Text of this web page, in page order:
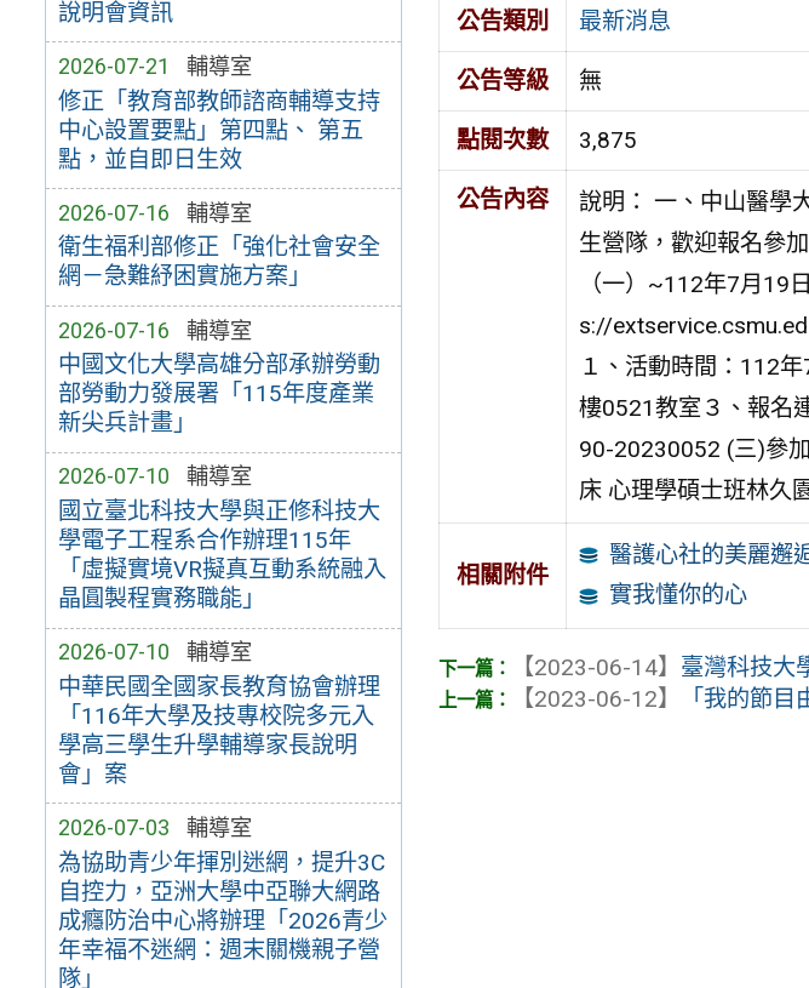
說明會資訊
2026-07-21 輔導室
修正「教育部教師諮商輔導支持
中心設置要點」第四點、 第五
點，並自即日生效
2026-07-16 輔導室
衛生福利部修正「強化社會安全
網－急難紓困實施方案」
2026-07-16 輔導室
中國文化大學高雄分部承辦勞動
部勞動力發展署「115年度產業
新尖兵計畫」
2026-07-10 輔導室
國立臺北科技大學與正修科技大
學電子工程系合作辦理115年
「虛擬實境VR擬真互動系統融入
晶圓製程實務職能」
2026-07-10 輔導室
中華民國全國家長教育協會辦理
「116年大學及技專校院多元入
學高三學生升學輔導家長說明
會」案
2026-07-03 輔導室
為協助青少年揮別迷網，提升3C
自控力，亞洲大學中亞聯大網路
成癮防治中心將辦理「2026青少
年幸福不迷網：週末關機親子營
隊」
公告類別 最新消息
公告等級 無
點閱次數 3,875
公告內容
說明： 一、中山醫學
生營隊，歡迎報名參
（一）~112年7月19
s://
１、活動時間：112
樓0521教室３、報名
90-20230052 (三)參
床 心理學碩士班林久
相關附件
醫護心社的美麗邂
實我懂你的心
【2023-06-14】 臺灣科技大
【2023-06-12】
「我的節